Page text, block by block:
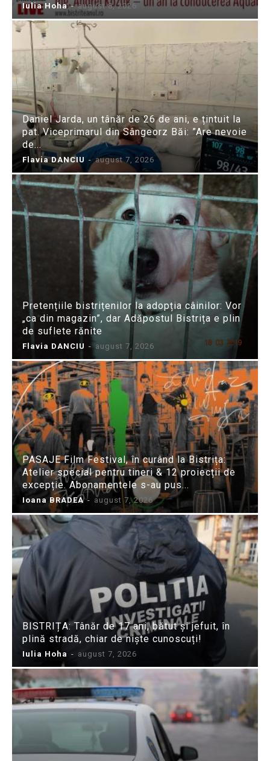
Iulia Hoha - august 8, 2026
Daniel Jarda, un tânăr de 26 de ani, e țintuit la
pat. Viceprimarul din Sângeorz Băi: ”Are nevoie
de...
Flavia DANCIU - august 7, 2026
Pretențiile bistrițenilor la adopția câinilor: Vor
„ca din magazin”, dar Adăpostul Bistrița e plin
de suflete rănite
Flavia DANCIU - august 7, 2026
PASAJE Film Festival, în curând la Bistrița:
Atelier special pentru tineri & 12 proiecții de
excepție. Abonamentele s-au pus...
Ioana BRADEA - august 7, 2026
BISTRIȚA: Tânăr de 17 ani, bătut și jefuit, în
plină stradă, chiar de niște cunoscuți!
Iulia Hoha - august 7, 2026